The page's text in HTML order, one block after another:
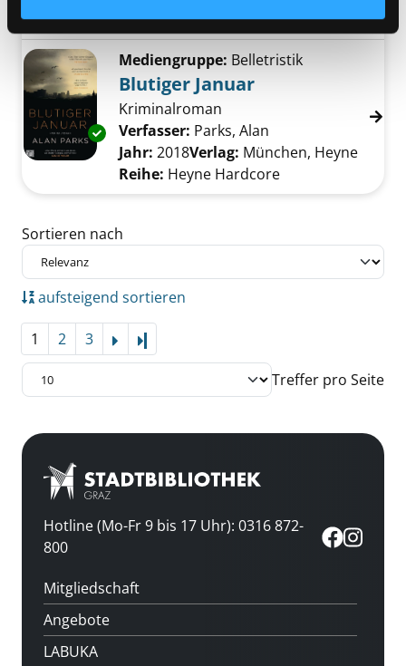
Reihe:Harper Collins; 100141
Exemplar-Details von Blutiger Januar
Mediengruppe: Belletristik
Blutiger Januar
Kriminalroman
Verfasser: Parks, Alan
Jahr: 2018Verlag: München, Heyne
Reihe: Heyne Hardcore
Zu den Suchfiltern springen
Sortieren nach
aufsteigend sortieren
1 2 3
Treffer pro Seite
Hotline (Mo-Fr 9 bis 17 Uhr): 0316 872-
800
Mitgliedschaft
Angebote
LABUKA